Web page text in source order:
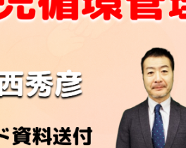
域医療連携 高齢者